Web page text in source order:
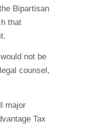
Bipartisan
that
not be
counsel,
major
Tax